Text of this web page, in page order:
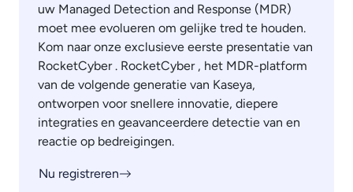
uw Managed Detection and Response (MDR)
moet mee evolueren om gelijke tred te houden.
Kom naar onze exclusieve eerste presentatie van
RocketCyber . RocketCyber , het MDR-platform
van de volgende generatie van Kaseya,
ontworpen voor snellere innovatie, diepere
integraties en geavanceerdere detectie van en
reactie op bedreigingen.
Nu registreren